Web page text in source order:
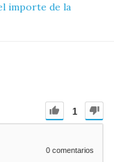
importe de la
1
0 comentarios